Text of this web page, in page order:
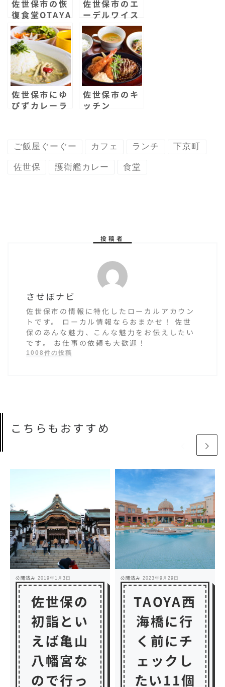
k d
佐世保市の恢
復食堂OTAYA
がリニューア
ルオープン！
猪肉って食べ
たことありま
す？ここでし
か食べられな
いランチを食
べてきた！
佐世保市のエ
ーデルワイス
の名物カレー
を食べた！40
年以上の老舗
喫茶レストラ
ンの白いオム
レツ！
佐世保市にゆ
ぴずカレーラ
カレーでディ
ープ佐世保体
験！
佐世保市のキ
ッチン
こんな極太エ
ビフライは食
べたことがな
ご飯屋ぐーぐー カフェ ランチ 下京町
佐世保 護衛艦カレー 食堂
投稿者
させぼナビ
佐世保市の情報に特化したローカルアカウン
トです。 ローカル情報ならおまかせ！ 佐世
保のあんな魅力、こんな魅力をお伝えしたい
です。 お仕事の依頼も大歓迎！
1008件の投稿
こちらもおすすめ
公開済み 2019年1月3日
佐世保の
初詣とい
えば亀山
八幡宮な
ので行っ
公開済み 2023年9月29日
TAOYA西
海橋に行
く前にチ
ェックし
たい11個